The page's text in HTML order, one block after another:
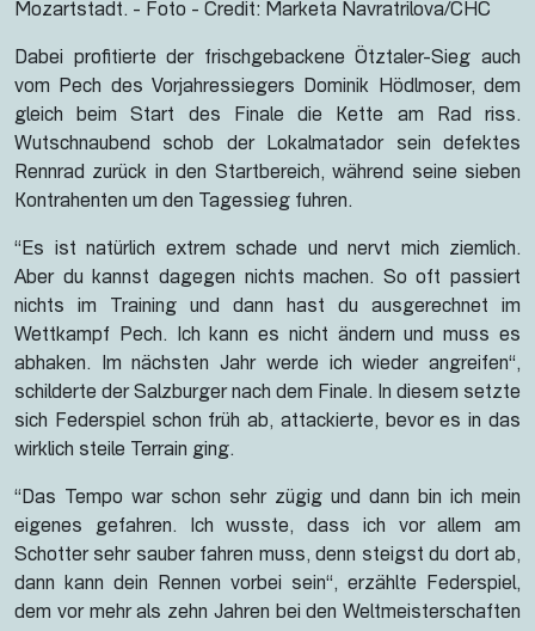
Mozartstadt. - Foto - Credit: Marketa Navratrilova/CHC
Dabei profitierte der frischgebackene Ötztaler-Sieg auch
vom Pech des Vorjahressiegers Dominik Hödlmoser, dem
gleich beim Start des Finale die Kette am Rad riss.
Wutschnaubend schob der Lokalmatador sein defektes
Rennrad zurück in den Startbereich, während seine sieben
Kontrahenten um den Tagessieg fuhren.
“Es ist natürlich extrem schade und nervt mich ziemlich.
Aber du kannst dagegen nichts machen. So oft passiert
nichts im Training und dann hast du ausgerechnet im
Wettkampf Pech. Ich kann es nicht ändern und muss es
abhaken. Im nächsten Jahr werde ich wieder angreifen“,
schilderte der Salzburger nach dem Finale. In diesem setzte
sich Federspiel schon früh ab, attackierte, bevor es in das
wirklich steile Terrain ging.
“Das Tempo war schon sehr zügig und dann bin ich mein
eigenes gefahren. Ich wusste, dass ich vor allem am
Schotter sehr sauber fahren muss, denn steigst du dort ab,
dann kann dein Rennen vorbei sein“, erzählte Federspiel,
dem vor mehr als zehn Jahren bei den Weltmeisterschaften